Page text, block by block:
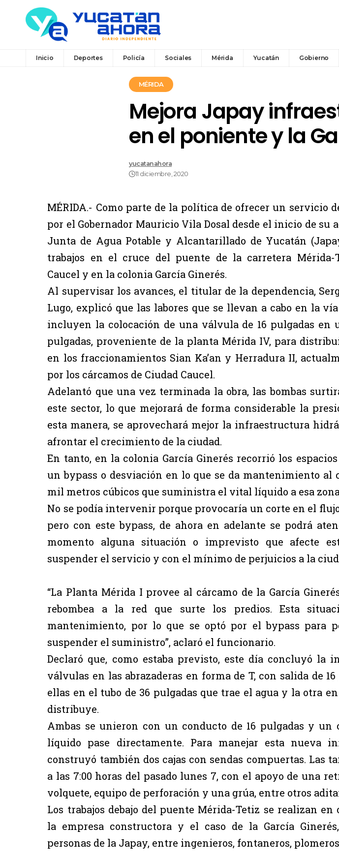
Inicio Deportes Policía Sociales Mérida Yucatán Gobierno
MÉRIDA
Mejora Japay
en el poniente y la
yucatanahora
11 diciembre, 2020
MÉRIDA.- Como parte de la política de ofrecer un servicio
por el Gobernador Mauricio Vila Dosal desde el inicio de su
Junta de Agua Potable y Alcantarillado de Yucatán
trabajos en el cruce del puente de la carretera Mérida-
Caucel y en la colonia García Ginerés.
Al supervisar los avances, el titular de la dependencia,
Lugo, explicó que las labores que se llevan a cabo en la
incluyen la colocación de una válvula de 16 pulgadas en
pulgadas, proveniente de la planta Mérida IV, para
en los fraccionamientos Sian Ka’an y Herradura II,
por los cárcamos de Ciudad Caucel.
Adelantó que una vez terminada la obra, las bombas
este sector, lo que mejorará de forma considerable la
esta manera, se aprovechará mejor la infraestructura
afrontar el crecimiento de la ciudad.
En tanto, en la colonia García Ginerés recorrió los
un bypass o desviación en lo que se da mantenimiento al
mil metros cúbicos que suministra el vital líquido a esa
No se podía intervenir porque provocaría un corte en el
pero con este bypass, de ahora en adelante se podrá
momento alguna situación o imprevisto que afecte
suspender el servicio y con el mínimo de perjuicios a la
“La Planta Mérida I provee al cárcamo de la García
rebombea a la red que surte los predios. Esta
mantenimiento, por lo que se optó por el bypass para
suspender el suministro”, aclaró el funcionario.
Declaró que, como estaba previsto, este día concluyó la
válvulas en las abrazaderas en forma de T, con salida de
ellas en el tubo de 36 pulgadas que trae el agua y la otra en
distribuye.
Ambas se unieron con un conducto de 16 pulgadas y un
líquido pase directamente. Para manejar esta nueva
construyó también dos cajas con sendas compuertas. Las
a las 7:00 horas del pasado lunes 7, con el apoyo de una
volquete, equipo de perforación y una grúa, entre otros
Los trabajos debajo del puente Mérida-Tetiz se realizan en
la empresa constructora y el caso de la García
personas de la Japay, entre ingenieros, fontaneros,